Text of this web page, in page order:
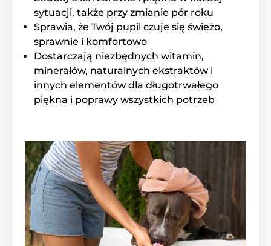
sytuacji, także przy zmianie pór roku
Sprawia, że Twój pupil czuje się świeżo,
sprawnie i komfortowo
Dostarczają niezbędnych witamin,
minerałów, naturalnych ekstraktów i
innych elementów dla długotrwałego
piękna i poprawy wszystkich potrzeb